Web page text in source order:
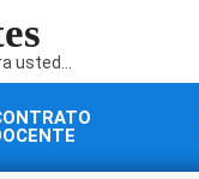
usted...